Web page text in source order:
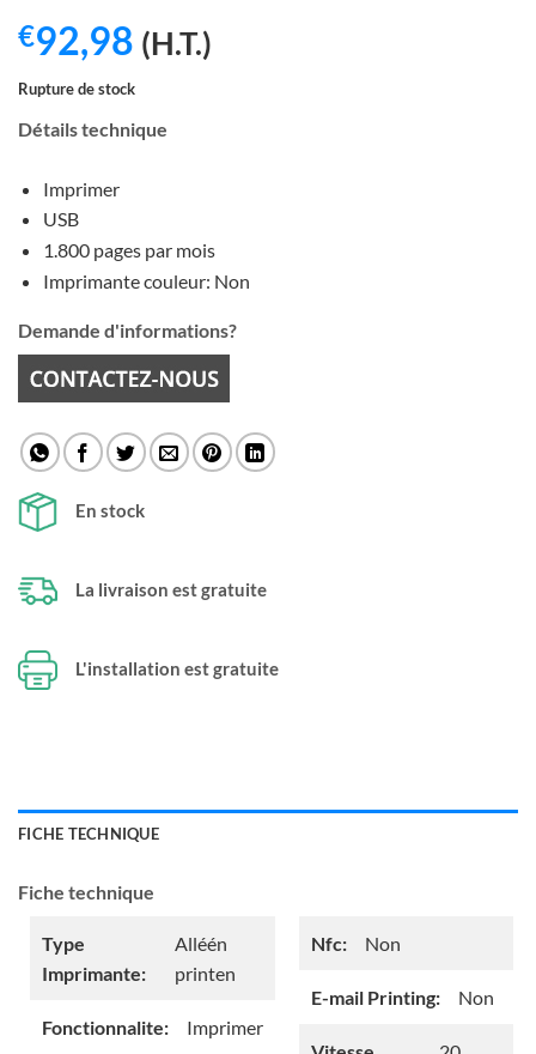
€92,98 (H.T.)
Rupture de stock
Détails technique
Imprimer
USB
1.800 pages par mois
Imprimante couleur: Non
Demande d'informations?
En stock
La livraison est gratuite
L'installation est gratuite
FICHE TECHNIQUE
Fiche technique
Type
Imprimante:
Alléén
printen
Fonctionnalite: Imprimer
Nfc: Non
E-mail Printing: Non